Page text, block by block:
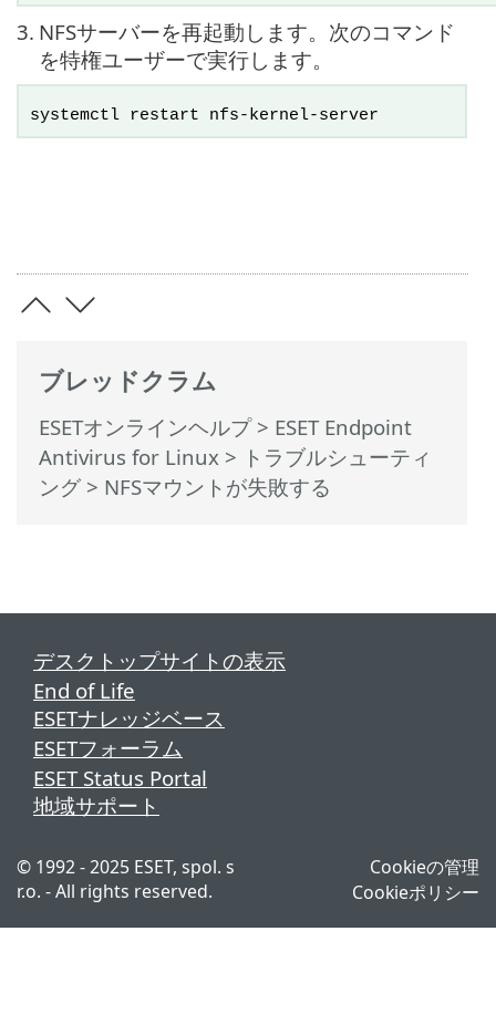
ブレッドクラム
ESETオンラインヘルプ> ESET Endpoint
Antivirus for Linux > トラブルシューティ
ング > NFSマウントが失敗する
3. NFSサーバーを再起動します。次のコマンド
を特権ユーザーで実行します。
systemctl restart nfs-kernel-server
デスクトップサイトの表示
End of Life
ESETナレッジベース
ESETフォーラム
ESET Status Portal
地域サポート
© 1992 - 2025 ESET, spol. s
r.o. - All rights reserved.
Cookieの管理
Cookieポリシー